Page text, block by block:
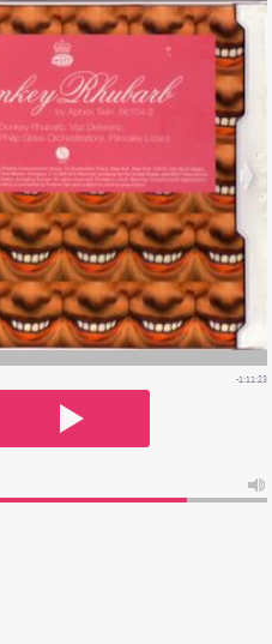
-1:11:23